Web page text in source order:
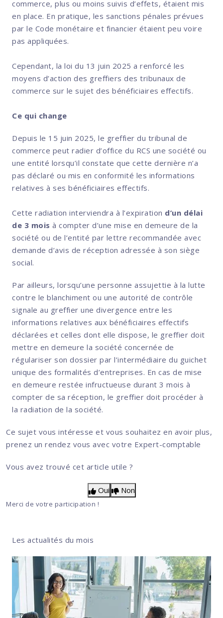
commerce, plus ou moins suivis d’effets, étaient mis
en place. En pratique, les sanctions pénales prévues
par le Code monétaire et financier étaient peu voire
pas appliquées.
Cependant, la loi du 13 juin 2025 a renforcé les
moyens d’action des greffiers des tribunaux de
commerce sur le sujet des bénéficiaires effectifs.
Ce qui change
Depuis le 15 juin 2025, le greffier du tribunal de
commerce peut radier d’office du RCS une société ou
une entité lorsqu’il constate que cette dernière n’a
pas déclaré ou mis en conformité les informations
relatives à ses bénéficiaires effectifs.
Cette radiation interviendra à l’expiration d’un délai
de 3 mois à compter d’une mise en demeure de la
société ou de l’entité par lettre recommandée avec
demande d’avis de réception adressée à son siège
social.
Par ailleurs, lorsqu’une personne assujettie à la lutte
contre le blanchiment ou une autorité de contrôle
signale au greffier une divergence entre les
informations relatives aux bénéficiaires effectifs
déclarées et celles dont elle dispose, le greffier doit
mettre en demeure la société concernée de
régulariser son dossier par l’intermédiaire du guichet
unique des formalités d’entreprises. En cas de mise
en demeure restée infructueuse durant 3 mois à
compter de sa réception, le greffier doit procéder à
la radiation de la société.
Ce sujet vous intéresse et vous souhaitez en avoir plus,
prenez un rendez vous avec votre Expert-comptable
Vous avez trouvé cet article utile ?
Oui Non
Merci de votre participation !
Les actualités du mois